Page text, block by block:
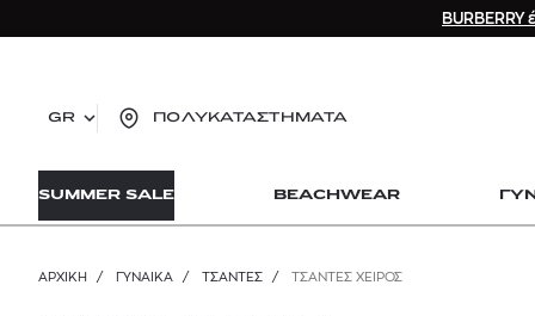
GR ΠΟΛΥΚΑΤΑΣΤΗΜΑΤΑ
SUMMER SALE BEACHWEAR
ΑΡΧΙΚΉ / ΓΥΝΑΙΚΑ / ΤΣΑΝΤΕΣ / ΤΣΆΝΤΕΣ ΧΕΙΡΌΣ